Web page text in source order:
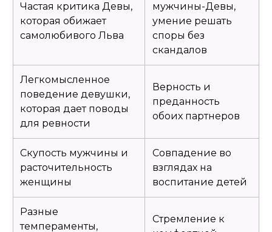
Частая критика Девы,
которая обижает
самолюбивого Льва
мужчины-Девы,
умение решать
споры без
скандалов
Легкомысленное
поведение девушки,
которая дает поводы
для ревности
Верность и
преданность
обоих партнеров
Скупость мужчины и
расточительность
женщины
Совпадение во
взглядах на
воспитание детей
Разные
темпераменты,
Стремление к